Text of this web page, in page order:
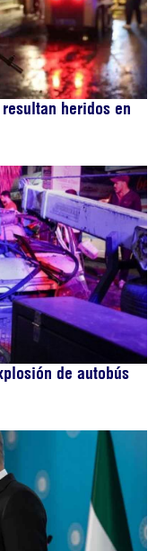
heridos en
de autobús